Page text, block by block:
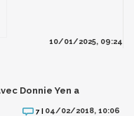
10/01/2025, 09:24
Donnie Yen a
7 | 04/02/2018, 10:06